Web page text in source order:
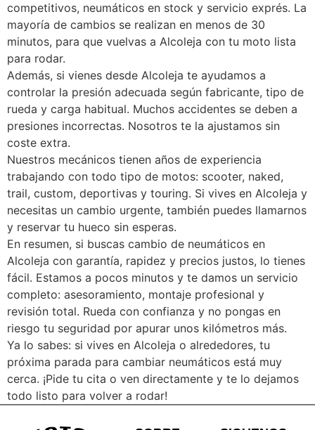
competitivos, neumáticos en stock y servicio exprés. La
mayoría de cambios se realizan en menos de 30
minutos, para que vuelvas a Alcoleja con tu moto lista
para rodar.
Además, si vienes desde Alcoleja te ayudamos a
controlar la presión adecuada según fabricante, tipo de
rueda y carga habitual. Muchos accidentes se deben a
presiones incorrectas. Nosotros te la ajustamos sin
coste extra.
Nuestros mecánicos tienen años de experiencia
trabajando con todo tipo de motos: scooter, naked,
trail, custom, deportivas y touring. Si vives en Alcoleja y
necesitas un cambio urgente, también puedes llamarnos
y reservar tu hueco sin esperas.
En resumen, si buscas cambio de neumáticos en
Alcoleja con garantía, rapidez y precios justos, lo tienes
fácil. Estamos a pocos minutos y te damos un servicio
completo: asesoramiento, montaje profesional y
revisión total. Rueda con confianza y no pongas en
riesgo tu seguridad por apurar unos kilómetros más.
Ya lo sabes: si vives en Alcoleja o alrededores, tu
próxima parada para cambiar neumáticos está muy
cerca. ¡Pide tu cita o ven directamente y te lo dejamos
todo listo para volver a rodar!